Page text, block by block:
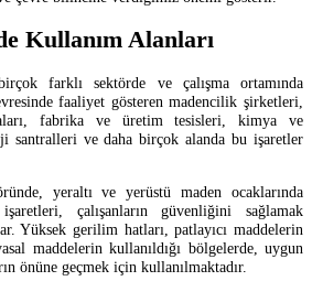
Kullanım Alanları
farklı sektörde ve çalışma ortamında
faaliyet gösteren madencilik şirketleri,
fabrika ve üretim tesisleri, kimya ve
santralleri ve daha birçok alanda bu işaretler
yeraltı ve yerüstü maden ocaklarında
çalışanların güvenliğini sağlamak
Yüksek gerilim hatları, patlayıcı maddelerin
maddelerin kullanıldığı bölgelerde, uygun
önüne geçmek için kullanılmaktadır.